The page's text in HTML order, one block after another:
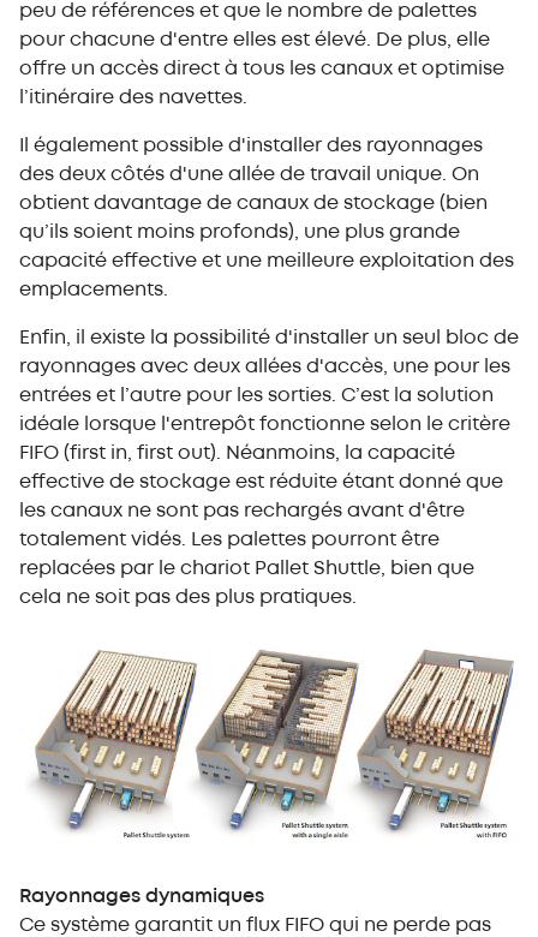
peu de références et que le nombre de palettes
pour chacune d'entre elles est élevé. De plus, elle
offre un accès direct à tous les canaux et optimise
l’itinéraire des navettes.
Il également possible d'installer des rayonnages
des deux côtés d'une allée de travail unique. On
obtient davantage de canaux de stockage (bien
qu’ils soient moins profonds), une plus grande
capacité effective et une meilleure exploitation des
emplacements.
Enfin, il existe la possibilité d'installer un seul bloc de
rayonnages avec deux allées d'accès, une pour les
entrées et l’autre pour les sorties. C’est la solution
idéale lorsque l'entrepôt fonctionne selon le critère
FIFO (first in, first out). Néanmoins, la capacité
effective de stockage est réduite étant donné que
les canaux ne sont pas rechargés avant d'être
totalement vidés. Les palettes pourront être
replacées par le chariot Pallet Shuttle, bien que
cela ne soit pas des plus pratiques.
Rayonnages dynamiques
Ce système garantit un flux FIFO qui ne perde pas